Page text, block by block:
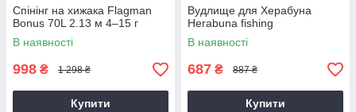
Спінінг на хижака Flagman
Bonus 70L 2.13 м 4–15 г
В наявності
998 ₴ 1 298 ₴
Купити
Вудлище для Херабуна
Herabuna fishing
В наявності
687 ₴ 887 ₴
Купити